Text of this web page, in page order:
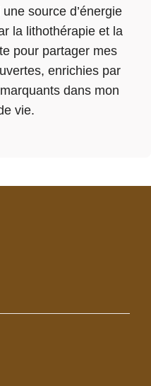
source d’énergie
la lithothérapie et la
pour partager mes
enrichies par
dans mon
vie.